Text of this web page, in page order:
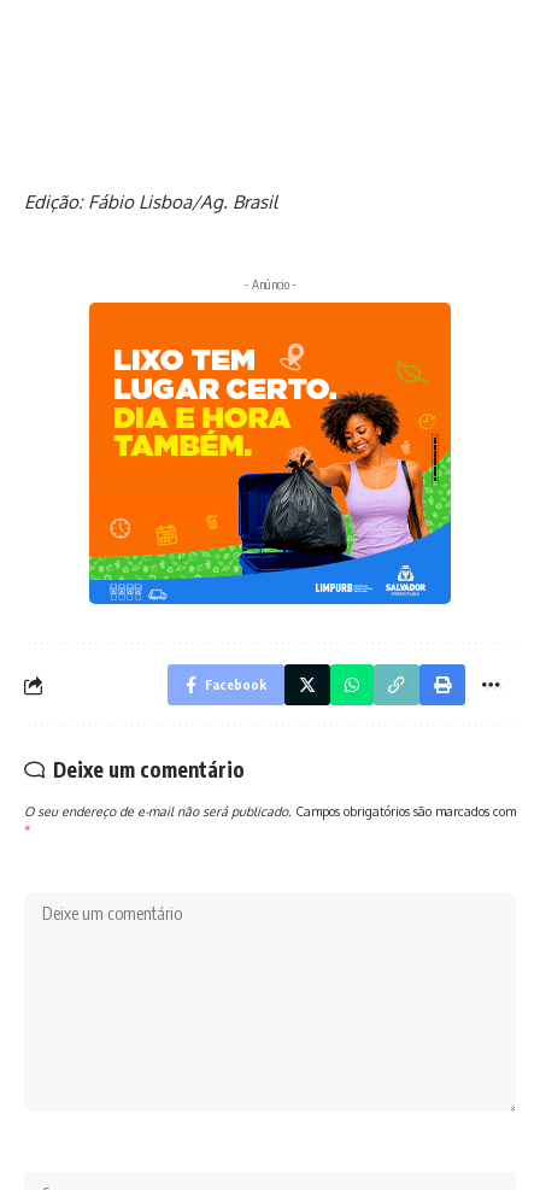
Edição: Fábio Lisboa/Ag. Brasil
- Anúncio -
Facebook
Deixe um comentário
O seu endereço de e-mail não será publicado. Campos obrigatórios são marcados com
*